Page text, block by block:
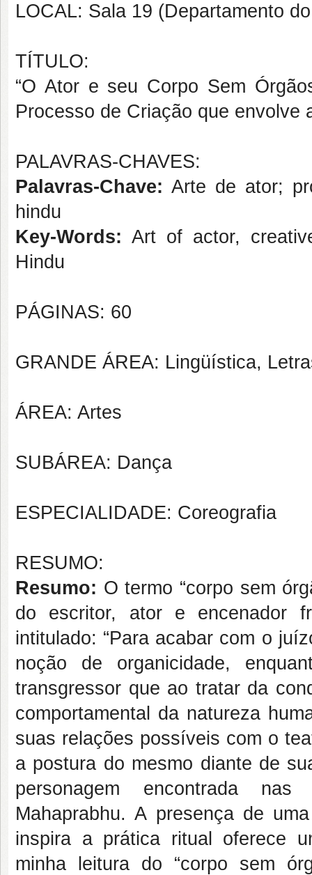
LOCAL: Sala 19 (Departamento
TÍTULO:
“O Ator e seu Corpo Sem
Processo de Criação que envolve
PALAVRAS-CHAVES:
Palavras-Chave: Arte de ator;
hindu
Key-Words: Art of actor,
Hindu
PÁGINAS: 60
GRANDE ÁREA: Lingüística,
ÁREA: Artes
SUBÁREA: Dança
ESPECIALIDADE: Coreografia
RESUMO:
Resumo: O termo “corpo sem
do escritor, ator e encenador
intitulado: “Para acabar com o
noção de organicidade,
transgressor que ao tratar da
comportamental da natureza
suas relações possíveis com o
a postura do mesmo diante de
personagem encontrada
Mahaprabhu. A presença de
inspira a prática ritual oferece
minha leitura do “corpo sem